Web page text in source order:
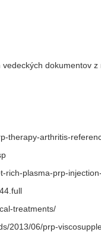
dokumentov z
therapy-arthritis-
rich-plasma-prp-
treatments/
2013/06/prp-